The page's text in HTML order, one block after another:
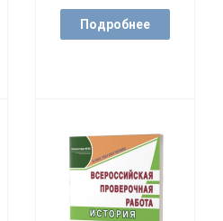
Подробнее